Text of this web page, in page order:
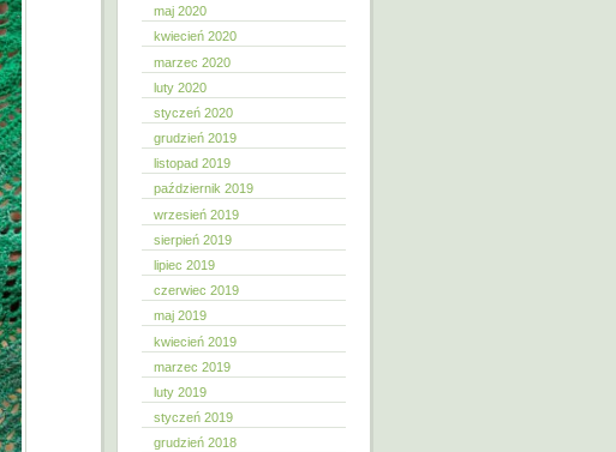
maj 2020
kwiecień 2020
marzec 2020
luty 2020
styczeń 2020
grudzień 2019
listopad 2019
październik 2019
wrzesień 2019
sierpień 2019
lipiec 2019
czerwiec 2019
maj 2019
kwiecień 2019
marzec 2019
luty 2019
styczeń 2019
grudzień 2018